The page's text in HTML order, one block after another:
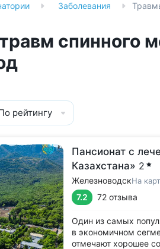
Заболевания
спинного
рейтингу
Пансионат с
Казахстана» 2
ЖелезноводскНа
7.2 72 отзыва
Один из самых
в экономичном
отмечают хорошее